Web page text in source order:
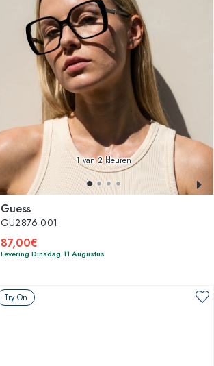
1van 2 kleuren
Guess
GU2876 001
87,00€
Levering Dinsdag 11 Augustus
Try On